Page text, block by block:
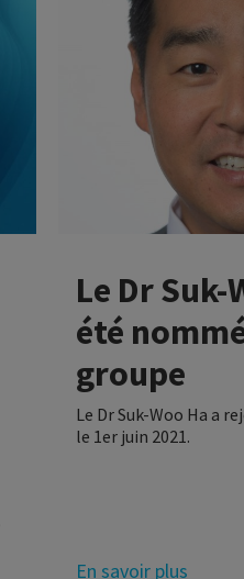
bien-être général et
Le Dr Suk-
été
groupe
Le Dr Suk-Woo Ha a
le 1er juin 2021.
En savoir plus